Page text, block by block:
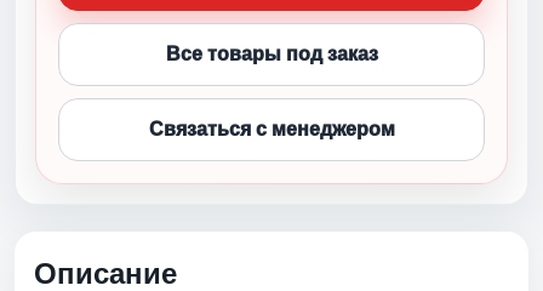
Все товары под заказ
Связаться с менеджером
Описание